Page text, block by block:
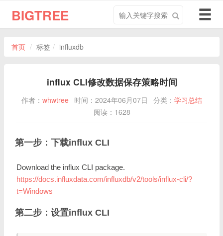
BIGTREE
关
导
航
切
首页 标签 influxdb
influx CLI修改数据保存策略时间
作者： whwtree 时间：2024年06月07日 分类： 学习总结
阅读：1628
第一步：下载influx CLI
Download the influx CLI package.
https://docs.influxdata.com/influxdb/v2/tools/influx-cli/?
t=Windows
第二步：设置influx CLI